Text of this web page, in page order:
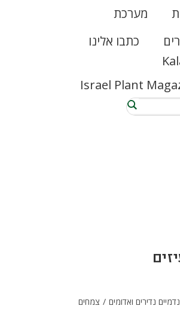
מערכת
כתבו אלינו
Israel Plant
נדירים ואדומים / צמחים